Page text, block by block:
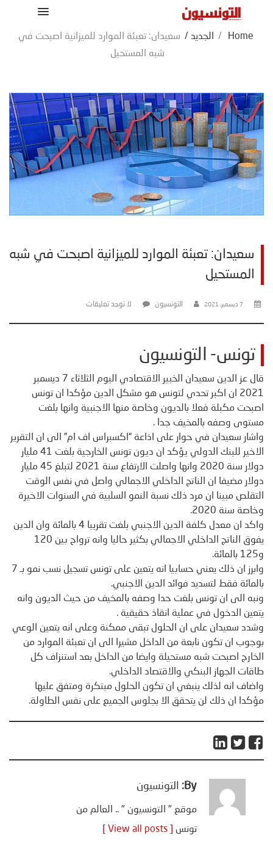
Home
/ الجديد / سعيدان: تعبئة الموارد للميزانية اصبحت في
شبه المستحيل
سعيدان: تعبئة الموارد للميزانية اصبحت في شبه
المستحيل
7 ديسمبر، 2021 التونسيون لا توجد تعليقات
تونس- التونسيون
قال عز الدين سعيدان الخبير الاقتصادي اليوم الثلاثاء 7 ديسمبر
2021 ان اكبر تحدي لتونس هو مشكل الدين مؤكدا ان تونس
اصبحت مكبلة فعلا بالديون وخاصة منها الاجنبية وانها بلغت
مستوى وصفه بالمخيف جدا .
واشار سعيدان في حوار على اذاعة “اكسبراس اف ام” الى ان التقرير
الاخير للبنك الدولي يؤكد ان ديون تونس الخارجية بلغت 41 مليار
دولار سنة 2020 وانها واصلت الارتفاع سنة 2021 لتبلغ 45 مليار
دولار مضيفا ان الناتج الداخلي الاجمالي واصل في نفس الوقت
التقلص مبينا ان مرد ذلك نسبة النمو السلبية في السنوات الاخيرة
وخاصة سنة 2020.
واكد ان معدل كلفة الدين الاجنبي بلغت تقريبا 4 بالمائة وان الدين
يفوق الناتج الداخلي الاجمالي بكثير حاليا وانه ترواح بين 120
و125 بالمائة.
وابرز ان ذلك يعني حسابيا انه يتعين على تونس تسجيل نسب نمو بـ 7
بالمائة فقط لتسديد فوائد الدين الاجنبي.
ونبه الى ان تونس بلغت حدا وصفه بالمخيف من حيث الديون وانه
يتعين الدخول في عملية انقاذ حقيقية .
وشدد سعيدان على ان الحلول تبقى ممكنة وعلى انه يتعين الوعي
بوجوب ان تكون نابعة من الداخل مشيرا الى ان تعبئة الموارد من
الخارج اصبحت شبه مستحيلة وايضا من الداخل بعد استنزاف كل
طاقات الجهاز البنكي والاقتصاد الداخلي.
واضاف انه لذلك ينبغي ان تكون الحلول مبتكرة ومتفق عليها
مؤكدا ان ذلك لن يتحقق الا بجلوس الجميع على نفس الطاولة.
By: التونسيون
موقع " التونسيون " .. العالم من
تونس